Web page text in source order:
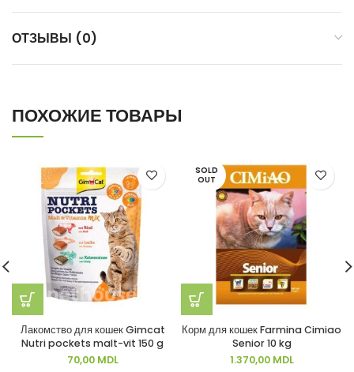
ОТЗЫВЫ (0)
ПОХОЖИЕ ТОВАРЫ
Лакомство для кошек Gimcat
Nutri pockets malt-vit 150 g
70,00 MDL
SOLD
OUT
Корм для кошек Farmina Cimiao
Senior 10 kg
1.370,00 MDL